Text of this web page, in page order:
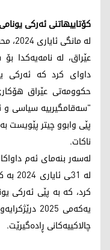
کۆتاییهاتنی ئەرکی
لە
عێراق، لە نامەیەکدا
داوای کرد کە ئەرکی
حکوومەتی عێراق
"سەقامگیرییە سیاسی و
پێی وابوو چیتر
ناکات.
لەسەر بنەمای ئەم
یەکەمی
چالاکییەکانی ڕادەگیرێت.